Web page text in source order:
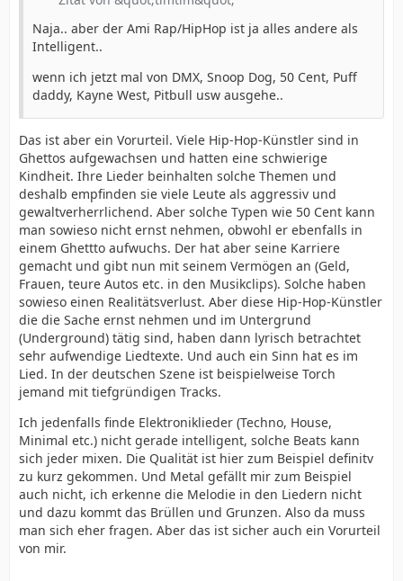
Naja.. aber der Ami Rap/HipHop ist ja alles andere als
Intelligent..
wenn ich jetzt mal von DMX, Snoop Dog, 50 Cent, Puff
daddy, Kayne West, Pitbull usw ausgehe..
Das ist aber ein Vorurteil. Viele Hip-Hop-Künstler sind in
Ghettos aufgewachsen und hatten eine schwierige
Kindheit. Ihre Lieder beinhalten solche Themen und
deshalb empfinden sie viele Leute als aggressiv und
gewaltverherrlichend. Aber solche Typen wie 50 Cent kann
man sowieso nicht ernst nehmen, obwohl er ebenfalls in
einem Ghettto aufwuchs. Der hat aber seine Karriere
gemacht und gibt nun mit seinem Vermögen an (Geld,
Frauen, teure Autos etc. in den Musikclips). Solche haben
sowieso einen Realitätsverlust. Aber diese Hip-Hop-Künstler
die die Sache ernst nehmen und im Untergrund
(Underground) tätig sind, haben dann lyrisch betrachtet
sehr aufwendige Liedtexte. Und auch ein Sinn hat es im
Lied. In der deutschen Szene ist beispielweise Torch
jemand mit tiefgründigen Tracks.
Ich jedenfalls finde Elektroniklieder (Techno, House,
Minimal etc.) nicht gerade intelligent, solche Beats kann
sich jeder mixen. Die Qualität ist hier zum Beispiel definitv
zu kurz gekommen. Und Metal gefällt mir zum Beispiel
auch nicht, ich erkenne die Melodie in den Liedern nicht
und dazu kommt das Brüllen und Grunzen. Also da muss
man sich eher fragen. Aber das ist sicher auch ein Vorurteil
von mir.